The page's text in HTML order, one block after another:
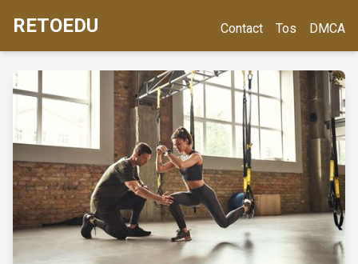
RETOEDU Contact Tos DMCA